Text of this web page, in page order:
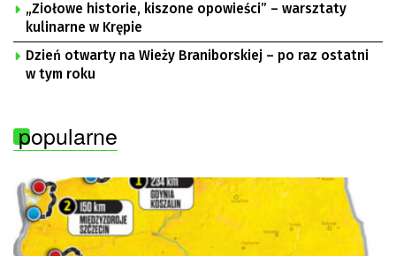
„Ziołowe historie, kiszone opowieści” – warsztaty
kulinarne w Krępie
Dzień otwarty na Wieży Braniborskiej – po raz ostatni
w tym roku
popularne